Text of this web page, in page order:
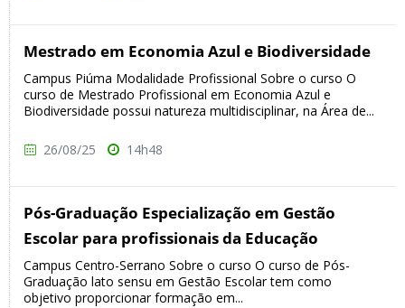
Mestrado em Economia Azul e Biodiversidade
Campus Piúma Modalidade Profissional Sobre o curso O
curso de Mestrado Profissional em Economia Azul e
Biodiversidade possui natureza multidisciplinar, na Área de...
26/08/25 14h48
Pós-Graduação Especialização em Gestão
Escolar para profissionais da Educação
Campus Centro-Serrano Sobre o curso O curso de Pós-
Graduação lato sensu em Gestão Escolar tem como
objetivo proporcionar formação em...